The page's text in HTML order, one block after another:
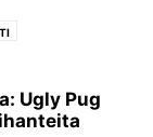
Ugly Pug